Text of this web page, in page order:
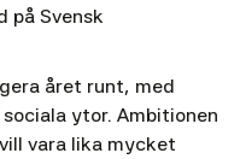
på Svensk
året runt, med
ytor. Ambitionen
vara lika mycket